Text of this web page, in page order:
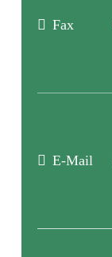
Fax
E-Mail